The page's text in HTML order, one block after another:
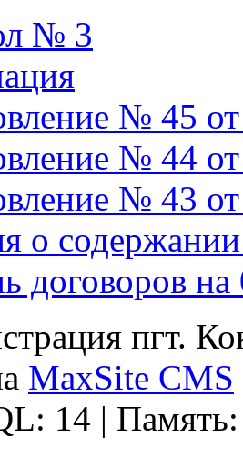
№ 3
№ 45
№ 44
№ 43
о
договоров на
пгт.
MaxSite CMS
14 |